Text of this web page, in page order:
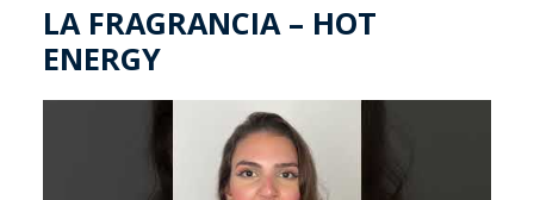
LA FRAGRANCIA – HOT
ENERGY